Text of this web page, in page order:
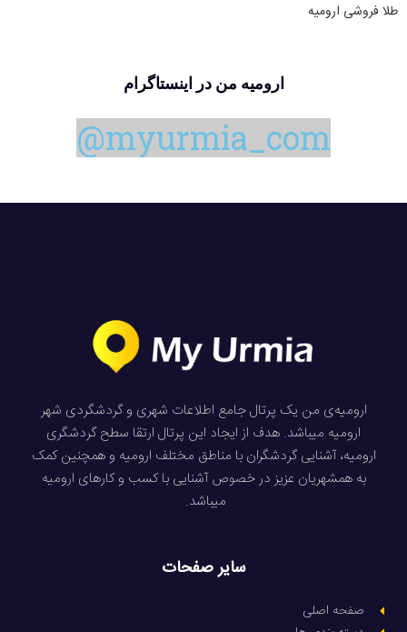
طلا فروشی ارومیه
ارومیه من در اینستاگرام
@myurmia com
ارومیه‌ی من یک پرتال جامع اطلاعات شهری و گردشگردی شهر
ارومیه میباشد. هدف از ایجاد این پرتال ارتقا سطح گردشگری
ارومیه، آشنایی گردشگران با مناطق مختلف ارومیه و همچنین کمک
به همشهریان عزیز در خصوص آشنایی با کسب و کارهای ارومیه
میباشد.
سایر صفحات
صفحه اصلی